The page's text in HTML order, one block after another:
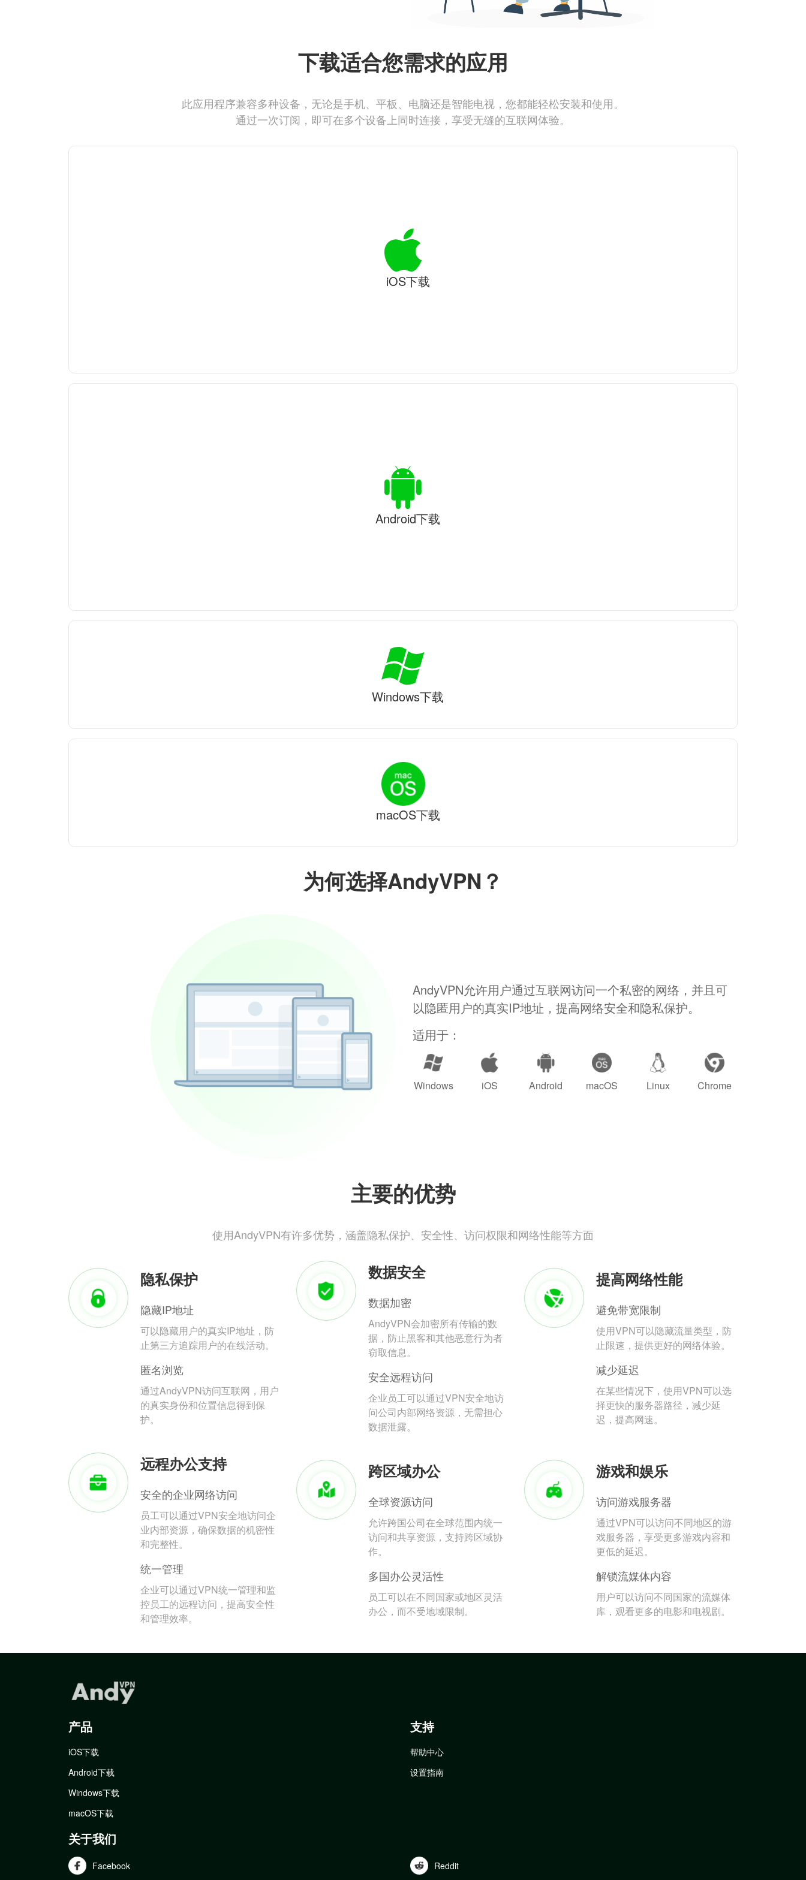
为何选择AndyVPN？
AndyVPN允许用户通过互联网访问一个私密的网络，并且可
以隐匿用户的真实IP地址，提高网络安全和隐私保护。
适用于：
Windows iOS Android macOS Linux Chrome
主要的优势
使用AndyVPN有许多优势，涵盖隐私保护、安全性、访问权限和网络性能等方面
隐私保护
隐藏IP地址
可以隐藏用户的真实IP地址，防
止第三方追踪用户的在线活动。
匿名浏览
通过AndyVPN访问互联网，用户
的真实身份和位置信息得到保
护。
数据安全
数据加密
AndyVPN会加密所有传输的数
据，防止黑客和其他恶意行为者
窃取信息。
安全远程访问
企业员工可以通过VPN安全地访
问公司内部网络资源，无需担心
数据泄露。
提高网络性能
避免带宽限制
使用VPN可以隐藏流量类型，防
止限速，提供更好的网络体验。
减少延迟
在某些情况下，使用VPN可以选
择更快的服务器路径，减少延
迟，提高网速。
远程办公支持
安全的企业网络访问
员工可以通过VPN安全地访问企
业内部资源，确保数据的机密性
和完整性。
统一管理
企业可以通过VPN统一管理和监
控员工的远程访问，提高安全性
和管理效率。
跨区域办公
全球资源访问
允许跨国公司在全球范围内统一
访问和共享资源，支持跨区域协
作。
多国办公灵活性
员工可以在不同国家或地区灵活
办公，而不受地域限制。
游戏和娱乐
访问游戏服务器
通过VPN可以访问不同地区的游
戏服务器，享受更多游戏内容和
更低的延迟。
解锁流媒体内容
用户可以访问不同国家的流媒体
库，观看更多的电影和电视剧。
下载适合您需求的应用
此应用程序兼容多种设备，无论是手机、平板、电脑还是智能电视，您都能轻松安装和使用。
通过一次订阅，即可在多个设备上同时连接，享受无缝的互联网体验。
iOS下载
Android下载
Windows下载
macOS下载
产品
iOS下载
Android下载
Windows下载
macOS下载
支持
帮助中心
设置指南
关于我们
Facebook Reddit